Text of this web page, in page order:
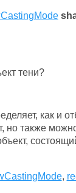
тени?
как и
но также
,